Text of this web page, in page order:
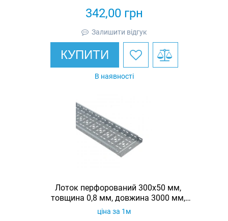
342,00грн
Залишити відгук
КУПИТИ
В наявності
Лоток перфорований 300х50 мм,
товщина 0,8 мм, довжина 3000 мм,
гарячеоцинкований, Eurotray
ціна за 1м